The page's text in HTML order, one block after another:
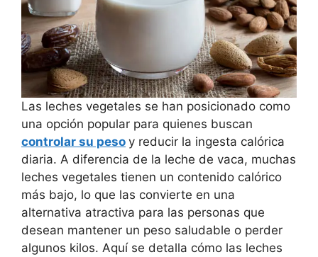
Las leches vegetales se han posicionado como
una opción popular para quienes buscan
controlar su peso y reducir la ingesta calórica
diaria. A diferencia de la leche de vaca, muchas
leches vegetales tienen un contenido calórico
más bajo, lo que las convierte en una
alternativa atractiva para las personas que
desean mantener un peso saludable o perder
algunos kilos. Aquí se detalla cómo las leches